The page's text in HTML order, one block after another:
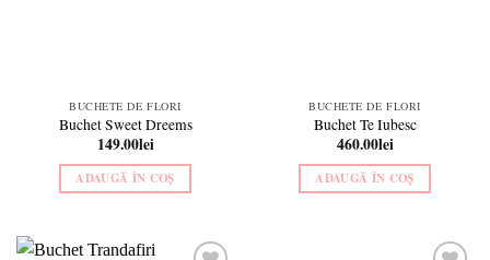
BUCHETE DE FLORI
Buchet Sweet Dreems
149.00lei
ADAUGĂ ÎN COȘ
BUCHETE DE FLORI
Buchet Te Iubesc
460.00lei
ADAUGĂ ÎN COȘ